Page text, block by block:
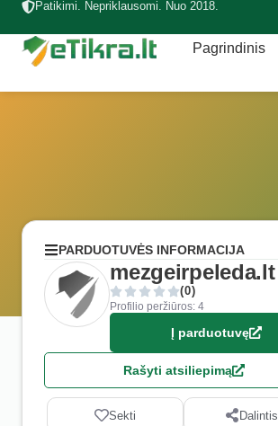
Patikimi. Nepriklausomi. Nuo 2018.
Pagrindinis
PARDUOTUVĖS INFORMACIJA
mezgeirpeleda.lt
(0)
Profilio peržiūros: 4
Į parduotuvę
Rašyti atsiliepimą
Sekti Dalintis